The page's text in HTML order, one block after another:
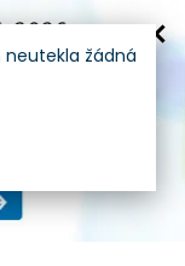
žádná